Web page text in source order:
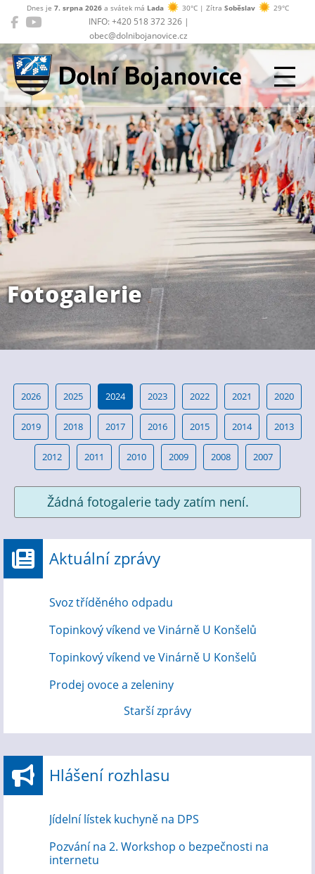
INFO: +420 518 372 326 |
obec@dolnibojanovice.cz
Dnes je 7. srpna 2026a svátek má Lada 30°C | Zítra Soběslav 29°C
Dolní Bojanovice
Fotogalerie
2026 2025 2024 2023 2022 2021 2020
2019 2018 2017 2016 2015 2014 2013
2012 2011 2010 2009 2008 2007
Žádná fotogalerie tady zatím není.
Aktuální zprávy
Svoz tříděného odpadu
Topinkový víkend ve Vinárně U Konšelů
Topinkový víkend ve Vinárně U Konšelů
Prodej ovoce a zeleniny
Starší zprávy
Hlášení rozhlasu
Jídelní lístek kuchyně na DPS
Pozvání na 2. Workshop o bezpečnosti na
internetu